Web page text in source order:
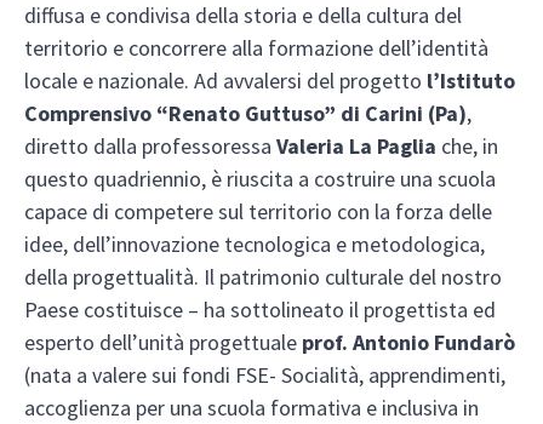
diffusa e condivisa della storia e della cultura del
territorio e concorrere alla formazione dell’identità
locale e nazionale. Ad avvalersi del progetto l’Istituto
Comprensivo “Renato Guttuso” di Carini (Pa),
diretto dalla professoressa Valeria La Paglia che, in
questo quadriennio, è riuscita a costruire una scuola
capace di competere sul territorio con la forza delle
idee, dell’innovazione tecnologica e metodologica,
della progettualità. Il patrimonio culturale del nostro
Paese costituisce – ha sottolineato il progettista ed
esperto dell’unità progettuale prof. Antonio Fundarò
(nata a valere sui fondi FSE- Socialità, apprendimenti,
accoglienza per una scuola formativa e inclusiva in